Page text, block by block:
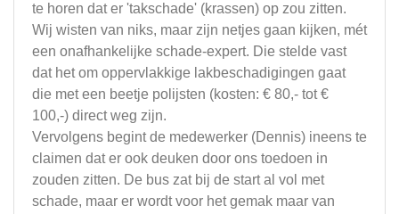
te horen dat er 'takschade' (krassen) op zou zitten.
Wij wisten van niks, maar zijn netjes gaan kijken, mét
een onafhankelijke schade-expert. Die stelde vast
dat het om oppervlakkige lakbeschadigingen gaat
die met een beetje polijsten (kosten: € 80,- tot €
100,-) direct weg zijn.
​Vervolgens begint de medewerker (Dennis) ineens te
claimen dat er ook deuken door ons toedoen in
zouden zitten. De bus zat bij de start al vol met
schade, maar er wordt voor het gemak maar van